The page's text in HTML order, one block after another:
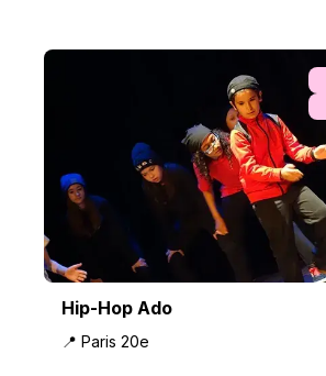
Hip-Hop Ado
📍 Paris 20e